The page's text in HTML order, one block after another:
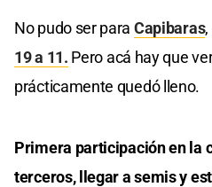
No pudo ser para Capibaras
19 a 11. Pero acá hay que
prácticamente quedó lleno.
Primera participación en la
terceros, llegar a semis y